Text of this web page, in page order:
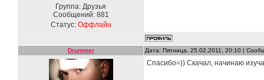
Группа: Друзья
Сообщений: 881
Статус: Оффлайн
Drummer Дата: Пятница, 25.02.2011, 20:10 |
Спасибо=)) Скачал, начинаю